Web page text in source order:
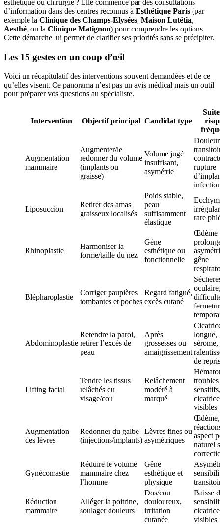
esthétique ou chirurgie ? Elle commence par des consultations
d’information dans des centres reconnus à Esthétique Paris (par
exemple la Clinique des Champs-Elysées, Maison Lutétia,
Aesthé, ou la Clinique Matignon) pour comprendre les options.
Cette démarche lui permet de clarifier ses priorités sans se précipiter.
Les 15 gestes en un coup d’œil
Voici un récapitulatif des interventions souvent demandées et de ce
qu’elles visent. Ce panorama n’est pas un avis médical mais un outil
pour préparer vos questions au spécialiste.
Intervention Objectif principal Candidat type
Augmentation
mammaire
Augmenter/le
redonner du volume
(implants ou
graisse)
Volume jugé
insuffisant,
asymétrie
rupture
Liposuccion
Retirer des amas
graisseux localisés
Poids stable,
peau
suffisamment
élastique
rare
Rhinoplastie
Harmoniser la
forme/taille du nez
Gène
esthétique ou
fonctionnelle
Œdème
gêne
Blépharoplastie
Corriger paupières
tombantes et poches
Regard fatigué,
excès cutané
oculaire,
Abdominoplastie
Retendre la paroi,
retirer l’excès de
peau
Après
grossesses ou
amaigrissement
longue,
sérome,
de
Lifting facial
Tendre les tissus
relâchés du
visage/cou
Relâchement
modéré à
marqué
troubles
sensitifs,
visibles
Augmentation
des lèvres
Redonner du galbe
(injections/implants)
Lèvres fines ou
asymétriques
Œdème,
aspect
naturel
Gynécomastie
Réduire le volume
mammaire chez
l’homme
Gêne
esthétique et
physique
Réduction
mammaire
Alléger la poitrine,
soulager douleurs
Dos/cou
douloureux,
irritation
cutanée
Baisse
visibles